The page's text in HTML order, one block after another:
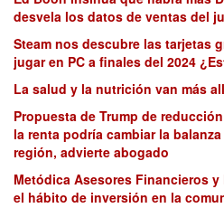
desvela los datos de ventas del
Steam nos descubre las tarjetas
jugar en PC a finales del 2024
La salud y la nutrición van más
Propuesta de Trump de
la renta podría cambiar la
región, advierte abogado
Metódica Asesores Financieros
el hábito de inversión en la